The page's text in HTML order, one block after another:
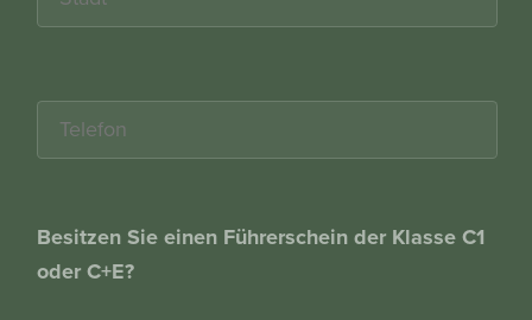
Besitzen Sie einen Führerschein der Klasse C1
oder C+E?